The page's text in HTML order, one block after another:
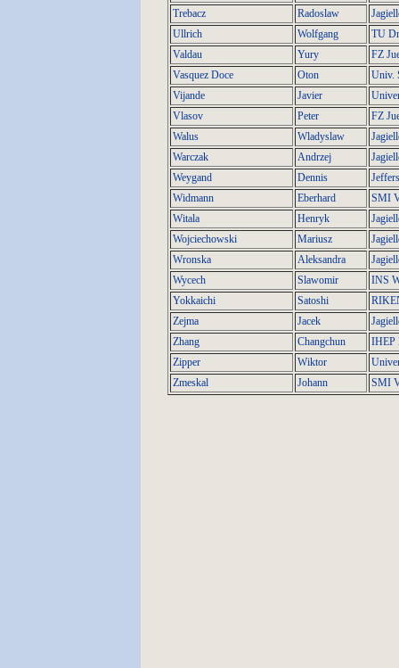
Trebacz
Radoslaw
Ullrich
Wolfgang
TU
Valdau
Yury
FZ
Vasquez Doce
Oton
Univ.
Vijande
Javier
Vlasov
Peter
FZ
Walus
Wladyslaw
Warczak
Andrzej
Weygand
Dennis
Widmann
Eberhard
SMI
Witala
Henryk
Wojciechowski
Mariusz
Wronska
Aleksandra
Wycech
Slawomir
INS
Yokkaichi
Satoshi
Zejma
Jacek
Zhang
Changchun
IHEP
Zipper
Wiktor
Zmeskal
Johann SMI